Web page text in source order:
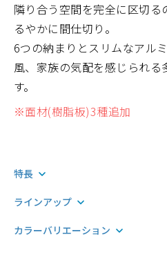
隣り合う空間を完全に区切る
るやかに間仕切り。
6つの納まりとスリムなアル
風、家族の気配を感じられる
す。
※面材(樹脂板)3種追加
特長
ラインアップ
カラーバリエーション